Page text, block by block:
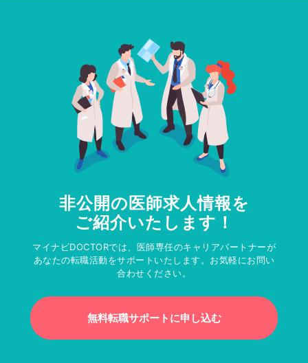
非公開の医師求人情報を
ご紹介いたします！
マイナビDOCTORでは、医師専任のキャリアパートナーが
あなたの転職活動をサポートいたします。お気軽にお問い
合わせください。
無料転職サポートに申し込む